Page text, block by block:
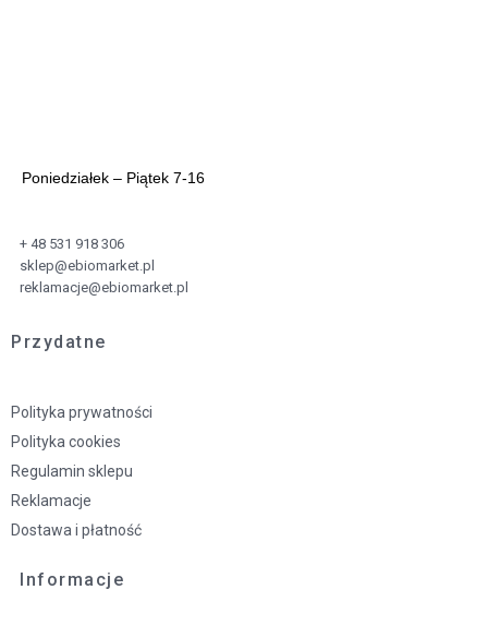
Poniedziałek – Piątek 7-16
+ 48 531 918 306
sklep@ebiomarket.pl
reklamacje@ebiomarket.pl
Przydatne
Polityka prywatności
Polityka cookies
Regulamin sklepu
Reklamacje
Dostawa i płatność
Informacje